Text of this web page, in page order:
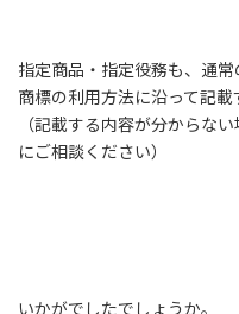
指定商品・指定役務も、通
商標の利用方法に沿って記載
（記載する内容が分からな
にご相談ください）
いかがでしたでしょうか。